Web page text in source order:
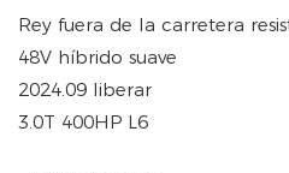
Rey fuera de la carretera
48V híbrido suave
2024.09 liberar
3.0T 400HP L6